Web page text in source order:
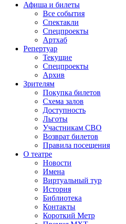
Афиша и билеты
Все события
Спектакли
Спецпроекты
Артхаб
Репертуар
Текущие
Спецпроекты
Архив
Зрителям
Покупка билетов
Схема залов
Доступность
Льготы
Участникам СВО
Возврат билетов
Правила посещения
О театре
Новости
Имена
Виртуальный тур
История
Библиотека
Контакты
Короткий Метр